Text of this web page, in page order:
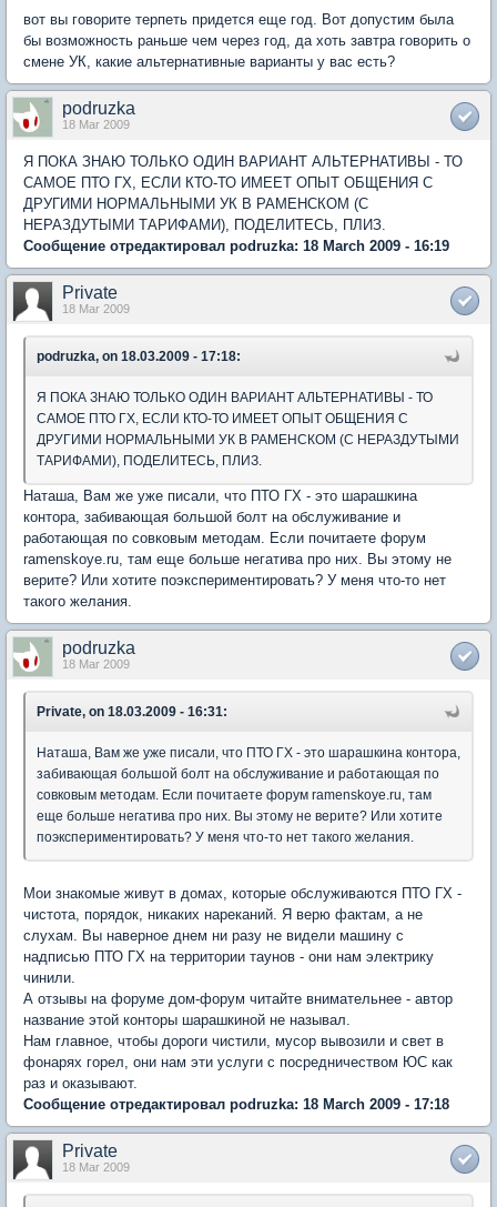
вот вы говорите терпеть придется еще год. Вот допустим была
бы возможность раньше чем через год, да хоть завтра говорить о
смене УК, какие альтернативные варианты у вас есть?
podruzka
18 Mar 2009
Я ПОКА ЗНАЮ ТОЛЬКО ОДИН ВАРИАНТ АЛЬТЕРНАТИВЫ - ТО
САМОЕ ПТО ГХ, ЕСЛИ КТО-ТО ИМЕЕТ ОПЫТ ОБЩЕНИЯ С
ДРУГИМИ НОРМАЛЬНЫМИ УК В РАМЕНСКОМ (С
НЕРАЗДУТЫМИ ТАРИФАМИ), ПОДЕЛИТЕСЬ, ПЛИЗ.
Сообщение отредактировал podruzka: 18 March 2009 - 16:19
Private
18 Mar 2009
podruzka, on 18.03.2009 - 17:18:
Я ПОКА ЗНАЮ ТОЛЬКО ОДИН ВАРИАНТ АЛЬТЕРНАТИВЫ - ТО
САМОЕ ПТО ГХ, ЕСЛИ КТО-ТО ИМЕЕТ ОПЫТ ОБЩЕНИЯ С
ДРУГИМИ НОРМАЛЬНЫМИ УК В РАМЕНСКОМ (С НЕРАЗДУТЫМИ
ТАРИФАМИ), ПОДЕЛИТЕСЬ, ПЛИЗ.
Наташа, Вам же уже писали, что ПТО ГХ - это шарашкина
контора, забивающая большой болт на обслуживание и
работающая по совковым методам. Если почитаете форум
ramenskoye.ru, там еще больше негатива про них. Вы этому не
верите? Или хотите поэкспериментировать? У меня что-то нет
такого желания.
podruzka
18 Mar 2009
Private, on 18.03.2009 - 16:31:
Наташа, Вам же уже писали, что ПТО ГХ - это шарашкина контора,
забивающая большой болт на обслуживание и работающая по
совковым методам. Если почитаете форум ramenskoye.ru, там
еще больше негатива про них. Вы этому не верите? Или хотите
поэкспериментировать? У меня что-то нет такого желания.
Мои знакомые живут в домах, которые обслуживаются ПТО ГХ -
чистота, порядок, никаких нареканий. Я верю фактам, а не
слухам. Вы наверное днем ни разу не видели машину с
надписью ПТО ГХ на территории таунов - они нам электрику
чинили.
А отзывы на форуме дом-форум читайте внимательнее - автор
название этой конторы шарашкиной не называл.
Нам главное, чтобы дороги чистили, мусор вывозили и свет в
фонарях горел, они нам эти услуги с посредничеством ЮС как
раз и оказывают.
Сообщение отредактировал podruzka: 18 March 2009 - 17:18
Private
18 Mar 2009